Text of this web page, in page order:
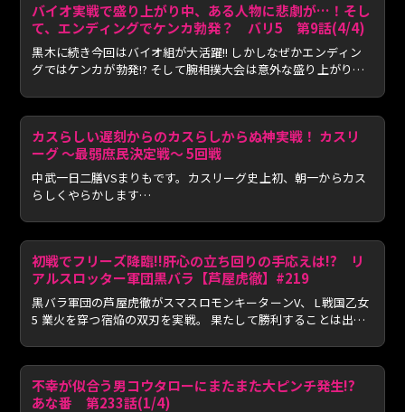
バイオ実戦で盛り上がり中、ある人物に悲劇が…！そし
て、エンディングでケンカ勃発？ バリ5 第9話(4/4)
黒木に続き今回はバイオ組が大活躍!! しかしなぜかエンディン
グではケンカが勃発!? そして腕相撲大会は意外な盛り上がり
カスらしい遅刻からのカスらしからぬ神実戦！ カスリ
ーグ 〜最弱庶民決定戦〜 5回戦
中武一日二膳VSまりもです。カスリーグ史上初、朝一からカス
らしくやらかします…
初戦でフリーズ降臨!!肝心の立ち回りの手応えは!? リ
アルスロッター軍団黒バラ【芦屋虎徹】#219
黒バラ軍団の芦屋虎徹がスマスロモンキーターンV、 L戦国乙女
5 業火を穿つ宿焔の双刃を実戦。 果たして勝利することは出
不幸が似合う男コウタローにまたまた大ピンチ発生!?
あな番 第233話(1/4)